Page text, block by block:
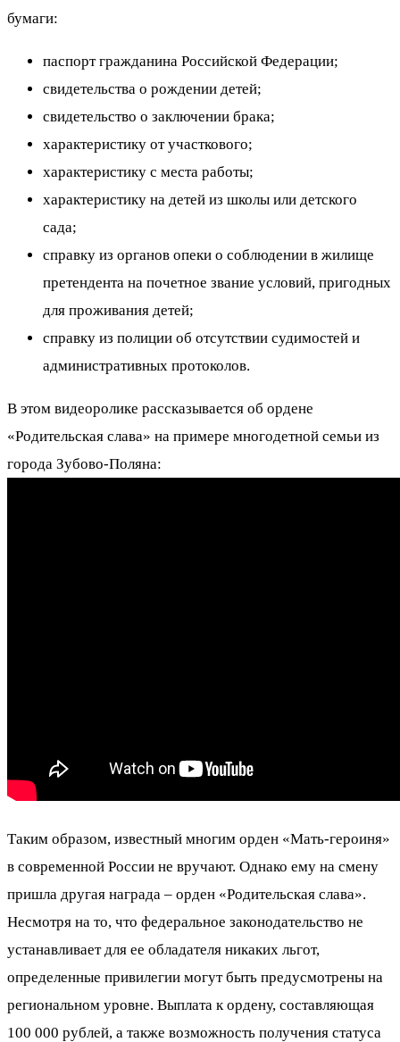
бумаги:
паспорт гражданина Российской Федерации;
свидетельства о рождении детей;
свидетельство о заключении брака;
характеристику от участкового;
характеристику с места работы;
характеристику на детей из школы или детского
сада;
справку из органов опеки о соблюдении в жилище
претендента на почетное звание условий, пригодных
для проживания детей;
справку из полиции об отсутствии судимостей и
административных протоколов.
В этом видеоролике рассказывается об ордене
«Родительская слава» на примере многодетной семьи из
города Зубово-Поляна:
Таким образом, известный многим орден «Мать-героиня»
в современной России не вручают. Однако ему на смену
пришла другая награда – орден «Родительская слава».
Несмотря на то, что федеральное законодательство не
устанавливает для ее обладателя никаких льгот,
определенные привилегии могут быть предусмотрены на
региональном уровне. Выплата к ордену, составляющая
100 000 рублей, а также возможность получения статуса